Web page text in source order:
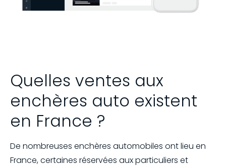
Quelles ventes aux
enchères auto existent
en France ?
De nombreuses enchères automobiles ont lieu en
France, certaines réservées aux particuliers et